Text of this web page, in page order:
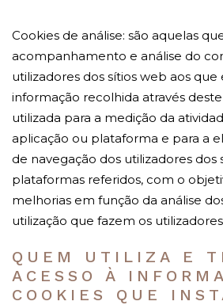
Cookies de análise: são aquelas
acompanhamento e análise do
utilizadores dos sítios web aos que
informação recolhida através
utilizada para a medição da
aplicação ou plataforma e para a
de navegação dos utilizadores dos
plataformas referidos, com o
melhorias em função da análise
utilização que fazem os
QUEM UTILIZA E
ACESSO À
COOKIES QUE